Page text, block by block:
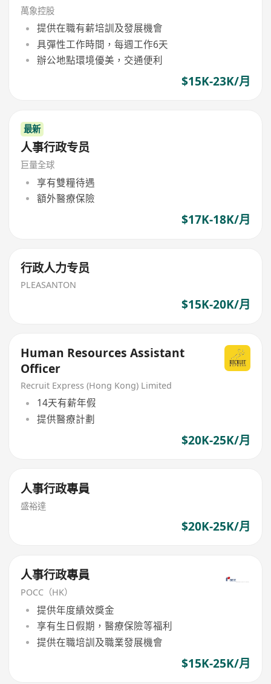
萬象控股
提供在職有薪培訓及發展機會
具彈性工作時間，每週工作6天
辦公地點環境優美，交通便利
$15K-23K/月
最新
人事行政专员
巨量全球
享有雙糧待遇
額外醫療保險
$17K-18K/月
行政人力专员
PLEASANTON
$15K-20K/月
Human Resources Assistant
Officer
Recruit Express (Hong Kong) Limited
14天有薪年假
提供醫療計劃
$20K-25K/月
人事行政專員
盛裕達
$20K-25K/月
人事行政專員
POCC（HK）
提供年度績效獎金
享有生日假期，醫療保險等福利
提供在職培訓及職業發展機會
$15K-25K/月